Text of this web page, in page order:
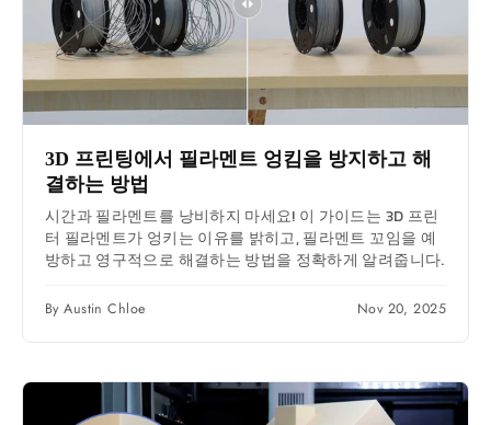
3D 프린팅에서 필라멘트 엉킴을 방지하고 해
결하는 방법
시간과 필라멘트를 낭비하지 마세요! 이 가이드는 3D 프린
터 필라멘트가 엉키는 이유를 밝히고, 필라멘트 꼬임을 예
방하고 영구적으로 해결하는 방법을 정확하게 알려줍니다.
By Austin Chloe Nov 20, 2025